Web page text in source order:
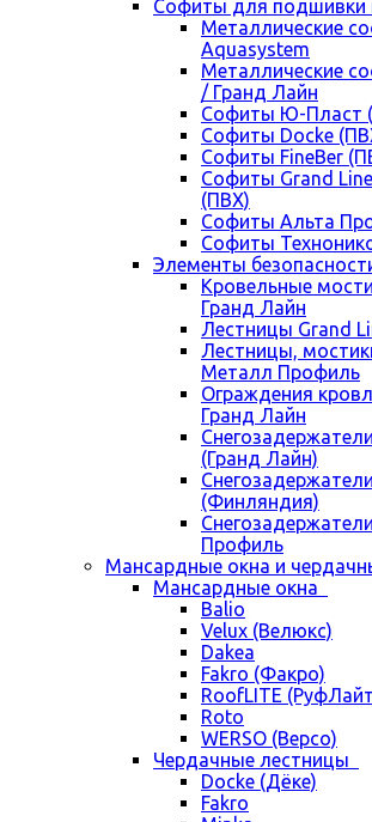
Cофиты для подшивки
Металлические
Aquasystem
Металлические
/ Гранд Лайн
Софиты Ю-Пласт
Софиты Docke
Софиты FineBer
Софиты Grand
(ПВХ)
Софиты Альта
Софиты
Элементы
Кровельные
Гранд Лайн
Лестницы Grand
Лестницы,
Металл Профиль
Ограждения
Гранд Лайн
(Гранд Лайн)
(Финляндия)
Профиль
Мансардные окна и
Мансардные окна
Balio
Velux (Велюкс)
Dakea
Fakro (Факро)
RoofLITE
Roto
WERSO (Версо)
Чердачные лестницы
Docke (Дёке)
Fakro